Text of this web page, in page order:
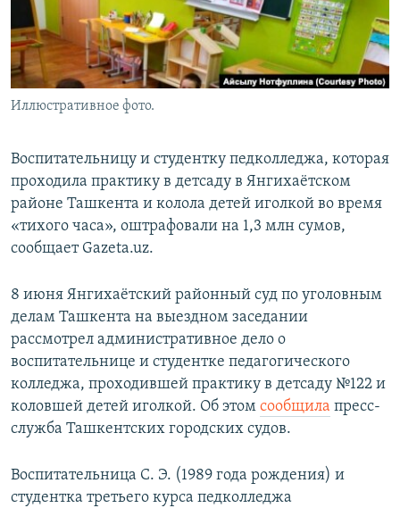
Иллюстративное фото.
Воспитательницу и студентку педколледжа, которая
проходила практику в детсаду в Янгихаётском
районе Ташкента и колола детей иголкой во время
«тихого часа», оштрафовали на 1,3 млн сумов,
сообщает Gazeta.uz.
8 июня Янгихаётский районный суд по уголовным
делам Ташкента на выездном заседании
рассмотрел административное дело о
воспитательнице и студентке педагогического
колледжа, проходившей практику в детсаду №122 и
коловшей детей иголкой. Об этом сообщила пресс-
служба Ташкентских городских судов.
Воспитательница С. Э. (1989 года рождения) и
студентка третьего курса педколледжа